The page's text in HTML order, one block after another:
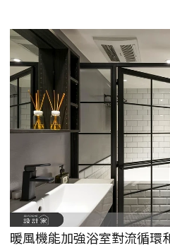
暖風機能加強浴室對流循環